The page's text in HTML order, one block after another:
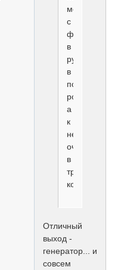
метался
с
феном
в
руках
в
поисках
розетки,
а
к
ней
очередь
в
три
кольца
Отличный
выход -
генератор... и
совсем